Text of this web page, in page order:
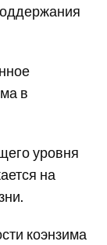
в
уровня
на
коэнзима